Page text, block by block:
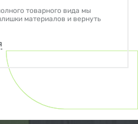
товарного вида мы
материалов и вернуть